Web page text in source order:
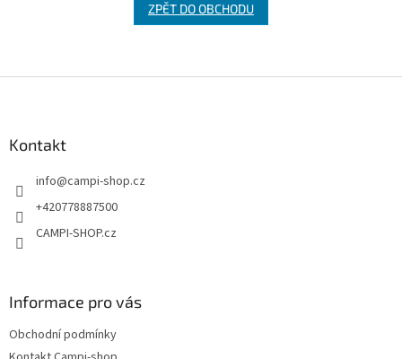
ZPĚT DO OBCHODU
Kontakt
info@campi-shop.cz
+420778887500
CAMPI-SHOP.cz
Informace pro vás
Obchodní podmínky